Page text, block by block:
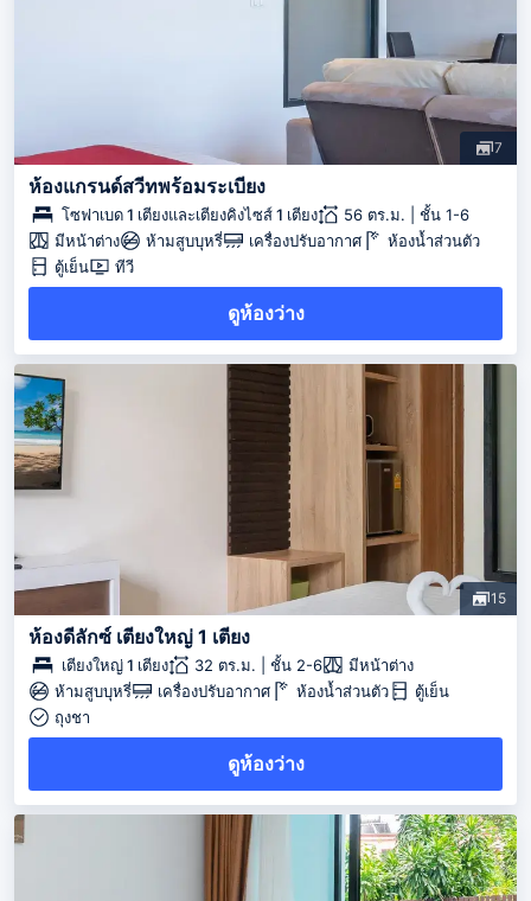
7
ห้องแกรนด์สวีทพร้อมระเบียง
โซฟาเบด 1 เตียงและเตียงคิงไซส์ 1 เตียง
56 ตร.ม. | ชั้น 1-6
มีหน้าต่าง
ห้ามสูบบุหรี่ เครื่องปรับอากาศ
ห้องน้ำส่วนตัว
ตู้เย็น
ทีวี
ดูห้องว่าง
15
ห้องดีลักซ์ เตียงใหญ่ 1 เตียง
เตียงใหญ่ 1 เตียง 32 ตร.ม. | ชั้น 2-6
มีหน้าต่าง
ห้ามสูบบุหรี่
เครื่องปรับอากาศ ห้องน้ำส่วนตัว
ตู้เย็น
ถุงชา
ดูห้องว่าง